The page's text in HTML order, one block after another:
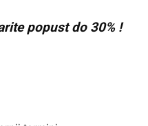
popust do 30% !